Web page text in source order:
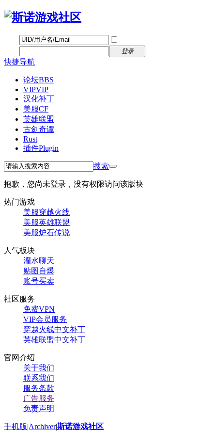
登录
快捷导航
论坛BBS
VIPVIP
汉化补丁
美服CF
英雄联盟
古剑奇谭
Rust
插件Plugin
搜索
抱歉，您尚未登录，没有权限访问该版块
热门游戏
美服穿越火线
美服英雄联盟
美服炉石传说
人气板块
灌水聊天
贴图自爆
账号买卖
社区服务
免费VPN
VIP会员服务
穿越火线中文补丁
英雄联盟中文补丁
官网介绍
关于我们
联系我们
服务条款
广告服务
免责声明
手机版|Archiver|斯诺游戏社区